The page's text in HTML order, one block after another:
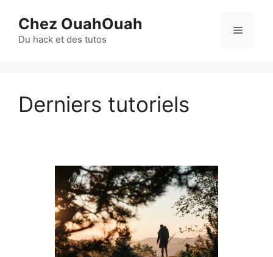
contenu
Chez OuahOuah
Du hack et des tutos
Menu
Derniers tutoriels